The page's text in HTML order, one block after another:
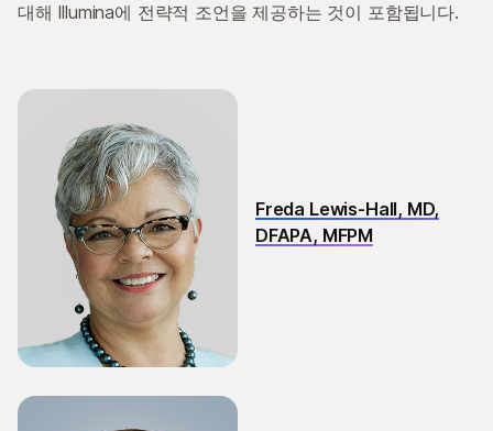
뉴스 센터
Doing Business with Illumina
Investors
대해 Illumina에 전략적 조언을 제공하는 것이 포함됩니다.
Freda Lewis-Hall, MD,
DFAPA, MFPM